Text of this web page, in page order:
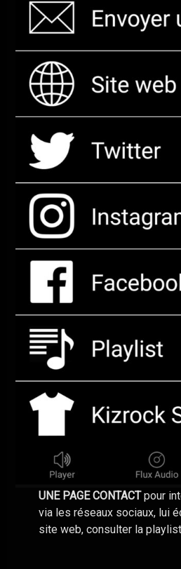
UNE PAGE CONTACTpour
via les réseaux sociaux, lui
site web, consulter la